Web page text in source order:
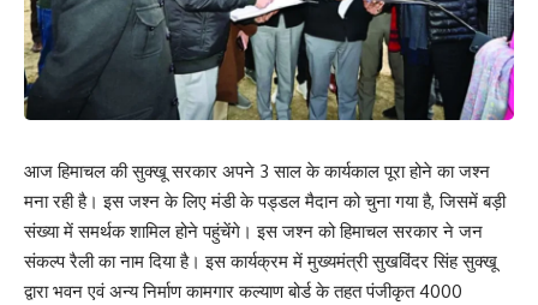
आज हिमाचल की सुक्खू सरकार अपने 3 साल के कार्यकाल पूरा होने का जश्न
मना रही है। इस जश्न के लिए मंडी के पड्डल मैदान को चुना गया है, जिसमें बड़ी
संख्या में समर्थक शामिल होने पहुंचेंगे। इस जश्न को हिमाचल सरकार ने जन
संकल्प रैली का नाम दिया है। इस कार्यक्रम में मुख्यमंत्री सुखविंदर सिंह सुक्खू
द्वारा भवन एवं अन्य निर्माण कामगार कल्याण बोर्ड के तहत पंजीकृत 4000